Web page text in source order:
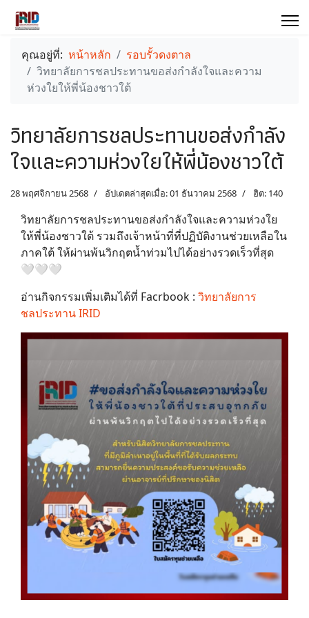
คุณอยู่ที่: หน้าหลัก
รอบรั้วดงตาล
วิทยาลัยการชลประทานขอส่งกำลังใจและความ
ห่วงใยให้พี่น้องชาวใต้
วิทยาลัยการชลประทานขอส่งกำลัง
ใจและความห่วงใยให้พี่น้องชาวใต้
28 พฤศจิกายน 2568 อัปเดตล่าสุดเมื่อ: 01 ธันวาคม 2568 ฮิต: 140
วิทยาลัยการชลประทานขอส่งกำลังใจและความห่วงใย
ให้พี่น้องชาวใต้ รวมถึงเจ้าหน้าที่ที่ปฏิบัติงานช่วยเหลือใน
ภาคใต้ ให้ผ่านพ้นวิกฤตน้ำท่วมไปได้อย่างรวดเร็วที่สุด
🤍🤍🤍
อ่านกิจกรรมเพิ่มเติมได้ที่ Facrbook : วิทยาลัยการ
ชลประทาน IRID